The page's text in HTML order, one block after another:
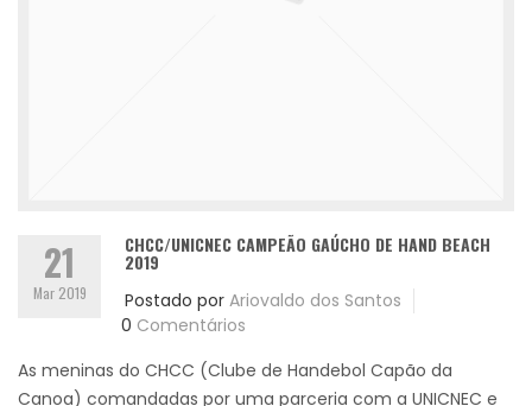
21
Mar 2019
CHCC/UNICNEC CAMPEÃO GAÚCHO DE HAND BEACH
2019
Postado por Ariovaldo dos Santos
0 Comentários
As meninas do CHCC (Clube de Handebol Capão da
Canoa) comandadas por uma parceria com a UNICNEC e